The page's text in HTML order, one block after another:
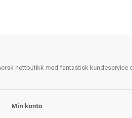
nettbutikk med fantastisk
Min konto